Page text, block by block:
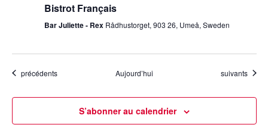
Bistrot Français
Bar Juliette - Rex Rådhustorget, 903 26, Umeå, Sweden
Évènements
précédents Aujourd’hui Évènements
suivants
S’abonner au calendrier